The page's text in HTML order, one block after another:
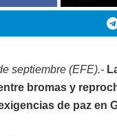
septiembre (EFE).-
bromas y
de paz en